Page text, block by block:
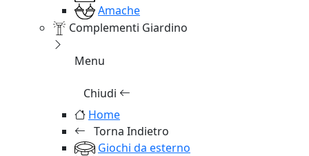
Amache
Complementi Giardino
Menu
Chiudi
Home
Torna Indietro
Giochi da esterno